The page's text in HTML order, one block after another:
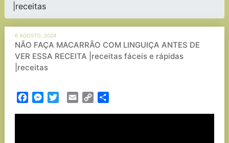
|receitas
6 AGOSTO, 2024
NÃO FAÇA MACARRÃO COM LINGUIÇA ANTES DE
VER ESSA RECEITA |receitas fáceis e rápidas
|receitas
FacebookMessenger
TwitterEmail Copy